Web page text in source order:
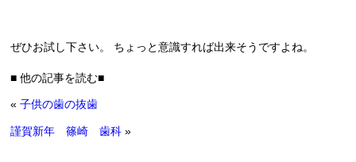
ぜひお試し下さい。 ちょっと意識すれば出来そうですよね。
■ 他の記事を読む■
«子供の歯の抜歯
謹賀新年 篠崎 歯科 »